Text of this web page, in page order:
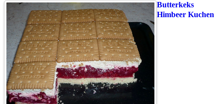
Butterkeks
Himbeer Kuchen